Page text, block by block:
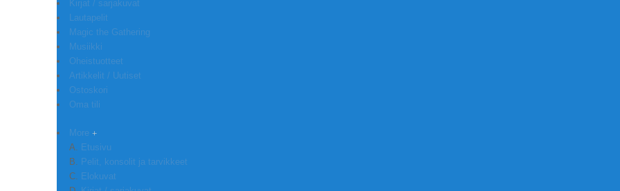
Kirjat / sarjakuvat
Lautapelit
Magic the Gathering
Musiikki
Oheistuotteet
Artikkelit / Uutiset
Ostoskori
Oma tili
More
Etusivu
Pelit, konsolit ja tarvikkeet
Elokuvat